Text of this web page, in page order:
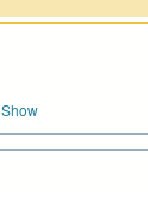
Show